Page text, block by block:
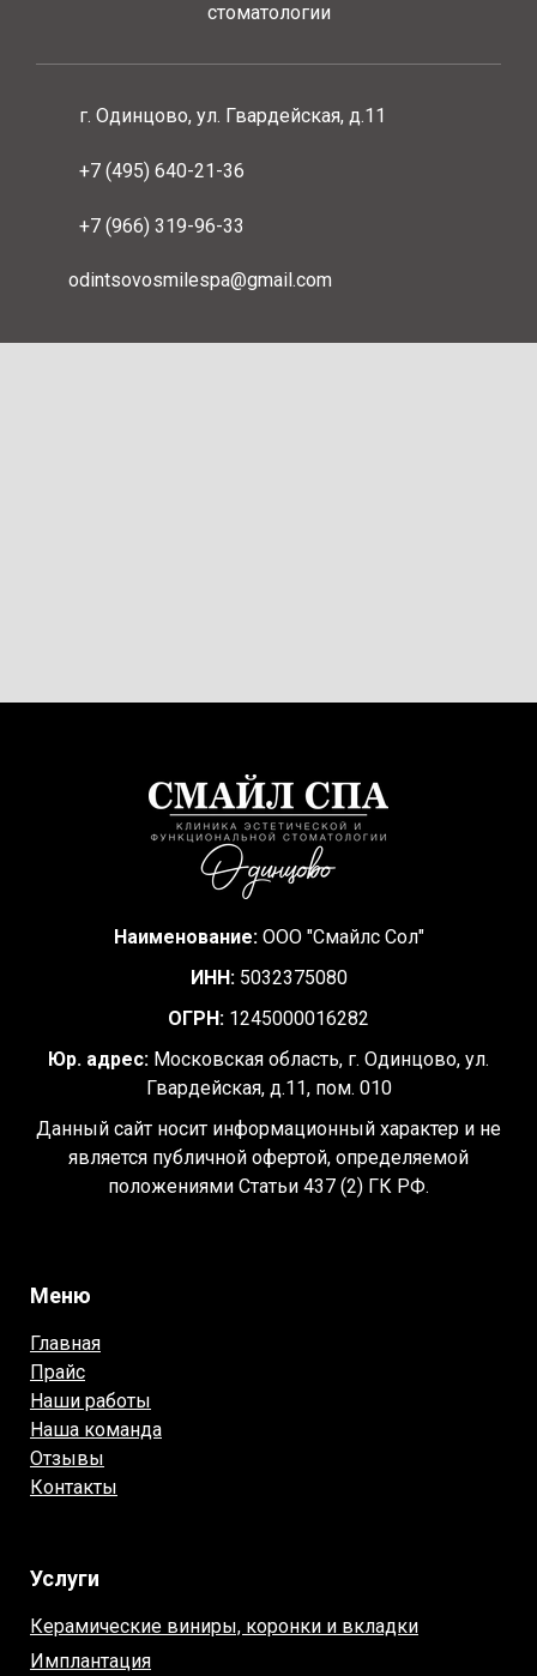
стоматологии
г. Одинцово, ул. Гвардейская, д.11
+7 (495) 640-21-36
+7 (966) 319-96-33
odintsovosmilespa@gmail.com
Наименование:ООО "Смайлс Сол"
ИНН:5032375080
ОГРН: 1245000016282
Юр. адрес: Московская область, г. Одинцово, ул.
Гвардейская, д.11, пом. 010
Данный сайт носит информационный характер и не
является публичной офертой, определяемой
положениями Статьи 437 (2) ГК РФ.
Меню
Главная
Прайс
Наши работы
Наша команда
Отзывы
Контакты
Услуги
Керамические виниры, коронки и вкладки
Имплантация